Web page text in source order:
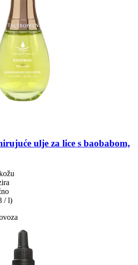
ulje za lice s baobabom,
/ l)